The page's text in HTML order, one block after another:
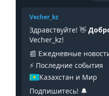
Vecher_kz
Здравствуйте! 👋
Vecher_kz!
📰 Ежедневные
⚡️ Последние события
Казахстан и Мир
Подпишитесь! 🔔